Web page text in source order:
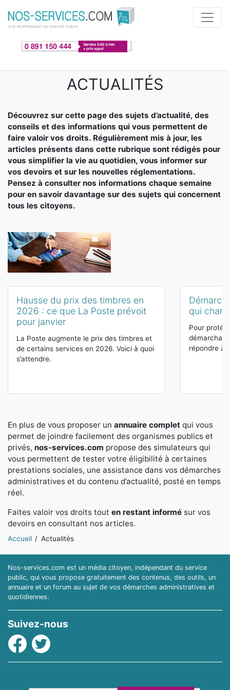
Aller au contenu principal
ACTUALITÉS
Découvrez sur cette page des sujets d’actualité, des
conseils et des informations qui vous permettent de
faire valoir vos droits. Régulièrement mis à jour, les
articles présents dans cette rubrique sont rédigés pour
vous simplifier la vie au quotidien, vous informer sur
vos devoirs et sur les nouvelles réglementations.
Pensez à consulter nos informations chaque semaine
pour en savoir davantage sur des sujets qui concernent
tous les citoyens.
Hausse du prix des timbres en
2026 : ce que La Poste prévoit
pour janvier
La Poste augmente le prix des timbres et
de certains services en 2026. Voici à quoi
s’attendre.
qui
Pour
répondre à
En plus de vous proposer un annuaire complet qui vous
permet de joindre facilement des organismes publics et
privés, nos-services.com propose des simulateurs qui
vous permettent de tester votre éligibilité à certaines
prestations sociales, une assistance dans vos démarches
administratives et du contenu d’actualité, posté en temps
réel.
Faites valoir vos droits tout en restant informé sur vos
devoirs en consultant nos articles.
Vous êtes ici:
Accueil Actualités
Nos-services.com est un média citoyen, indépendant du service
public, qui vous propose gratuitement des contenus, des outils, un
annuaire et un forum au sujet de vos démarches administratives et
quotidiennes.
Suivez-nous
Facebook
Twitter